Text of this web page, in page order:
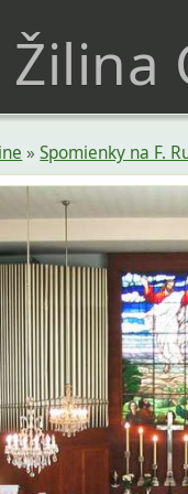
Žilina
»Spomienky na F.